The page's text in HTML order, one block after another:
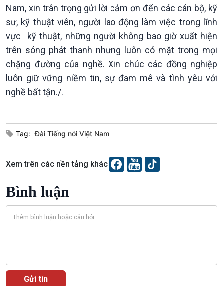
Văn hoá & Du lịch
Câu chuyện Thể thao
E-Magazine
Nam, xin trân trọng gửi lời cảm ơn đến các cán bộ, kỹ
sư, kỹ thuật viên, người lao động làm việc trong lĩnh
vực kỹ thuật, những người không bao giờ xuất hiện
trên sóng phát thanh nhưng luôn có mặt trong mọi
chặng đường của nghề. Xin chúc các đồng nghiệp
luôn giữ vững niềm tin, sự đam mê và tình yêu với
nghề bất tận./.
Tag: Đài Tiếng nói Việt Nam
Xem trên các nền tảng khác
Bình luận